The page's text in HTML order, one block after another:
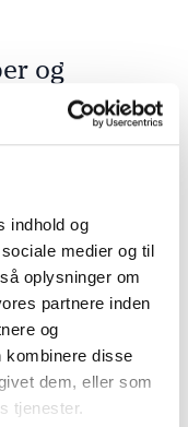
indhold og
medier og til
oplysninger om
partnere inden
og
kombinere disse
dem, eller som
tjenester.
og
mønstre og
humoristiske
foredrag om
og
bliver det